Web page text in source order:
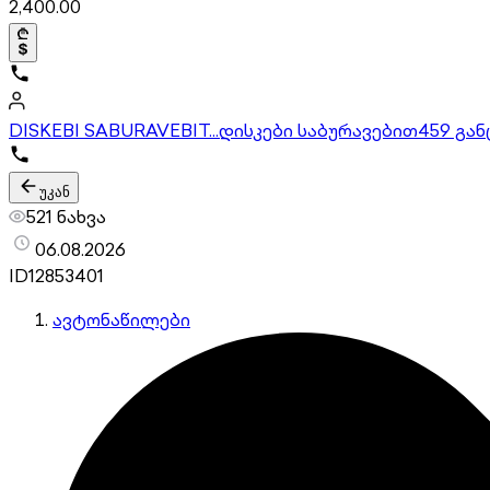
2,400.00
DISKEBI SABURAVEBIT...დისკები საბურავებით459
უკან
521 ნახვა
06.08.2026
ID12853401
ავტონაწილები